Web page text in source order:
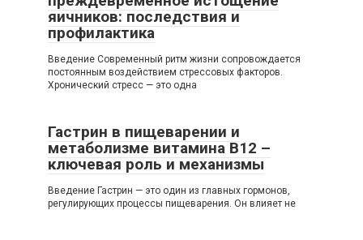
яичников: последствия и
профилактика
Введение Современный ритм жизни сопровождается
постоянным воздействием стрессовых факторов.
Хронический стресс — это одна
Гастрин в пищеварении и
метаболизме витамина B12 –
ключевая роль и механизмы
Введение Гастрин — это один из главных гормонов,
регулирующих процессы пищеварения. Он влияет не